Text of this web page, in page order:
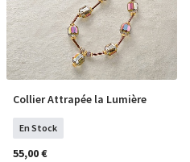
COMMANDER
Collier Attrapée la Lumière
En Stock
55,00 €